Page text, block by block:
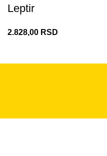
Leptir
2.828,00 RSD